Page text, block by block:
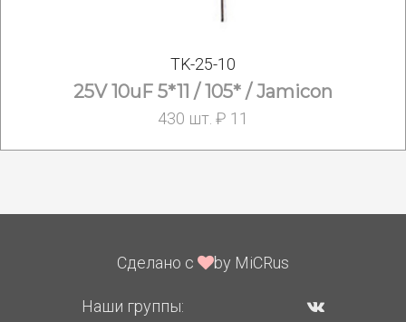
TK-25-10
25V 10uF 5*11 / 105* / Jamicon
430 шт. ₽ 11
Сделано с by MiCRus
Наши группы: